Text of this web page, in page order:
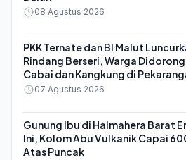
08 Agustus 2026
PKK Ternate dan BI Malut
Rindang Berseri, Warga
Cabai dan Kangkung di
07 Agustus 2026
Gunung Ibu di Halmahera Barat
Ini, Kolom Abu Vulkanik Capai
Atas Puncak